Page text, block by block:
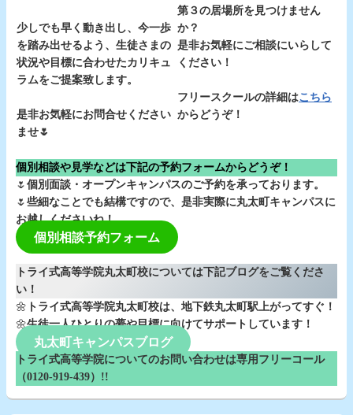
少しでも早く動き出し、今一歩
を踏み出せるよう、生徒さまの
状況や目標に合わせたカリキュ
ラムをご提案致します。
是非お気軽にお問合せください
ませ🌷
第３の居場所を見つけません
か？
是非お気軽にご相談にいらして
ください！
フリースクールの詳細はこちら
からどうぞ！
個別相談や見学などは下記の予約フォームからどうぞ！
🌷 個別面談・オープンキャンパスのご予約を承っております。
🌷 些細なことでも結構ですので、是非実際に丸太町キャンパスに
お越しくださいね！
個別相談予約フォーム
トライ式高等学院丸太町校については下記ブログをご覧くださ
い！
🌼 トライ式高等学院丸太町校は、地下鉄丸太町駅上がってすぐ！
🌼生徒一人ひとりの夢や目標に向けてサポートしています！
丸太町キャンパスブログ
トライ式高等学院についてのお問い合わせは専用フリーコール
（0120-919-439）!!